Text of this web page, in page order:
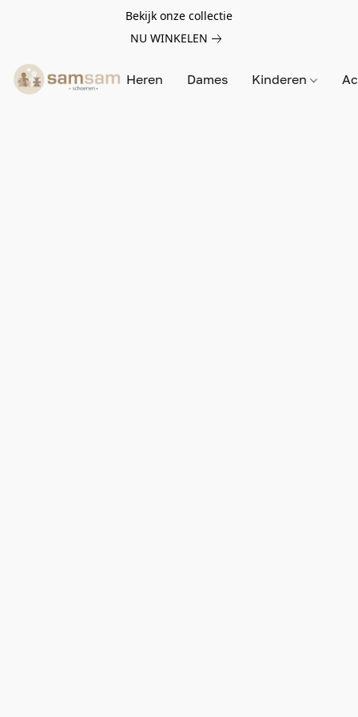
Bekijk onze collectie
NU WINKELEN
Heren Dames Kinderen